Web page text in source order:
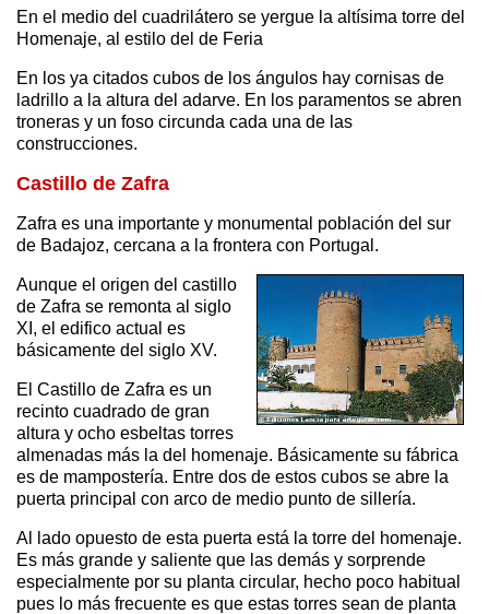
En el medio del cuadrilátero se yergue la altísima torre del
Homenaje, al estilo del de Feria
En los ya citados cubos de los ángulos hay cornisas de
ladrillo a la altura del adarve. En los paramentos se abren
troneras y un foso circunda cada una de las
construcciones.
Castillo de Zafra
Zafra es una importante y monumental población del sur
de Badajoz, cercana a la frontera con Portugal.
Aunque el origen del castillo
de Zafra se remonta al siglo
XI, el edifico actual es
básicamente del siglo XV.
El Castillo de Zafra es un
recinto cuadrado de gran
altura y ocho esbeltas torres
almenadas más la del homenaje. Básicamente su fábrica
es de mampostería. Entre dos de estos cubos se abre la
puerta principal con arco de medio punto de sillería.
Al lado opuesto de esta puerta está la torre del homenaje.
Es más grande y saliente que las demás y sorprende
especialmente por su planta circular, hecho poco habitual
pues lo más frecuente es que estas torres sean de planta